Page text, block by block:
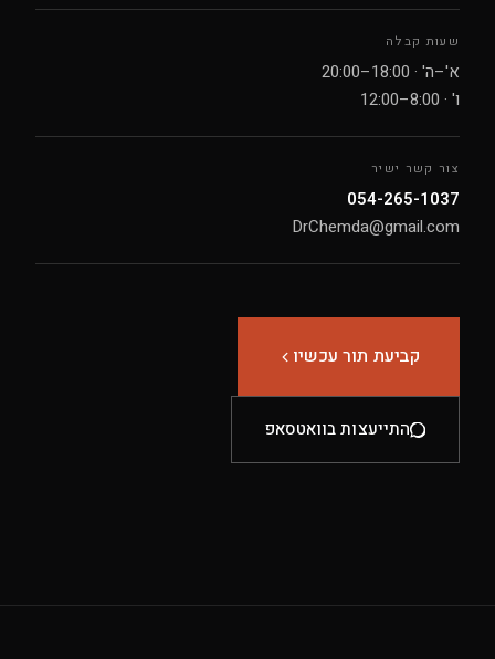
שעות קבלה
א'–ה' · 18:00–20:00
ו' · 8:00–12:00
צור קשר ישיר
054-265-1037
DrChemda@gmail.com
קביעת תור עכשיו
התייעצות בוואטסאפ